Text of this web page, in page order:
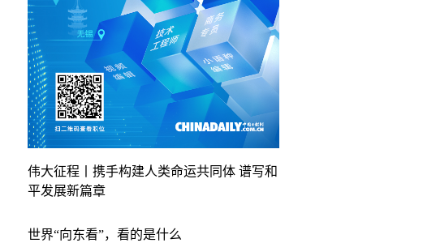
伟大征程丨携手构建人类命运共同体 谱写和
平发展新篇章
世界“向东看”，看的是什么